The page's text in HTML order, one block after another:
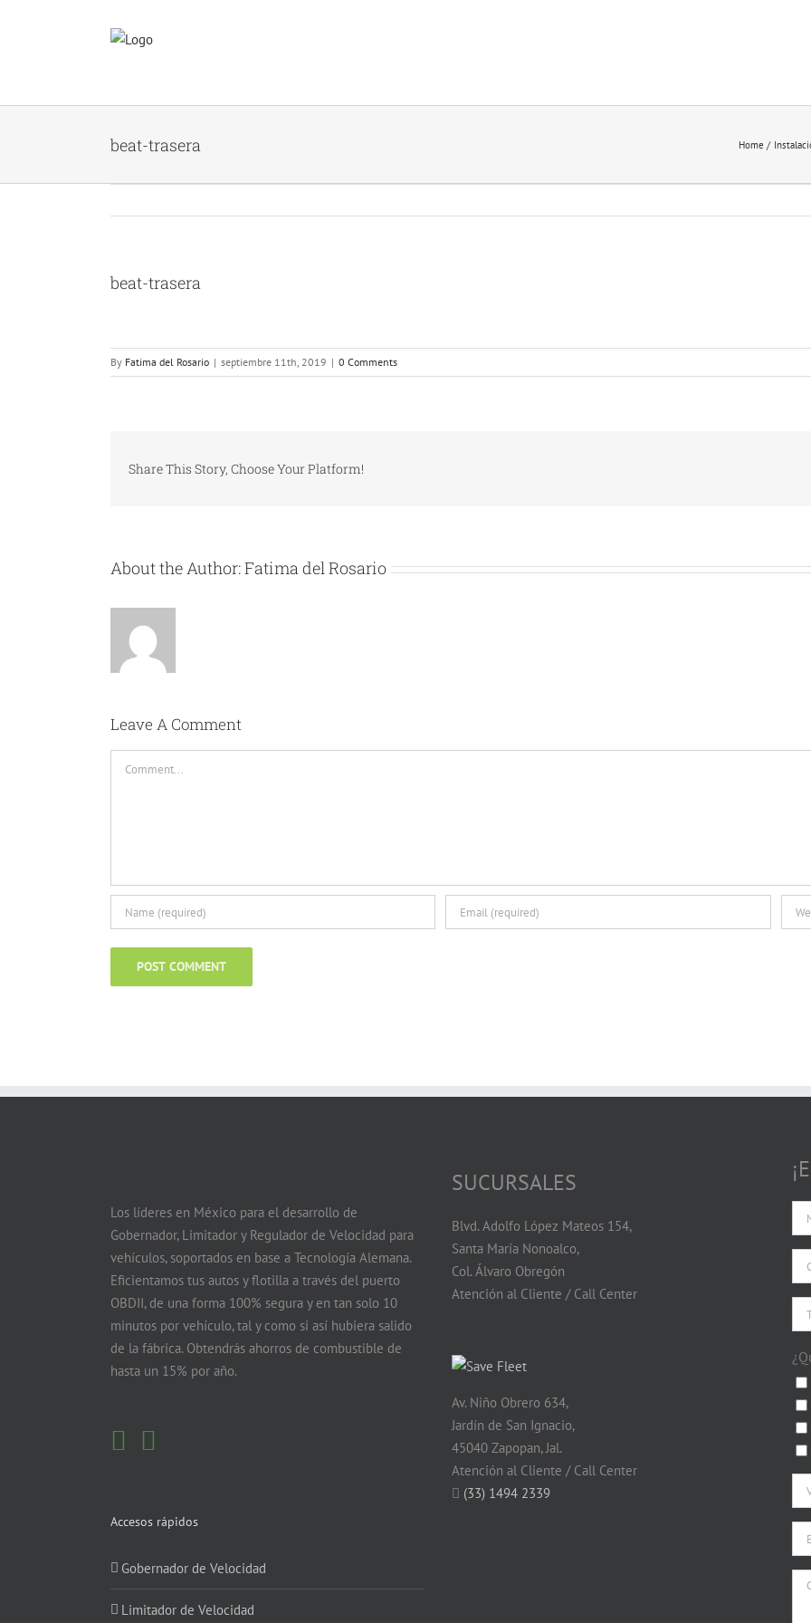
beat-trasera Home
beat-trasera
By Fatima del Rosario | septiembre 11th, 2019 | 0 Comments
Share This Story, Choose Your Platform!
About the Author:Fatima del Rosario
Leave A Comment
Los líderes en México para el desarrollo de
Gobernador, Limitador y Regulador de Velocidad para
vehículos, soportados en base a Tecnología Alemana.
Eficientamos tus autos y flotilla a través del puerto
OBDII, de una forma 100% segura y en tan solo 10
minutos por vehículo, tal y como si así hubiera salido
de la fábrica. Obtendrás ahorros de combustible de
hasta un 15% por año.
Accesos rápidos
Gobernador de Velocidad
Limitador de Velocidad
SUCURSALES
Blvd. Adolfo López Mateos 154,
Santa María Nonoalco,
Col. Álvaro Obregón
Atención al Cliente / Call Center
Av. Niño Obrero 634,
Jardín de San Ignacio,
45040 Zapopan, Jal.
Atención al Cliente / Call Center
(33) 1494 2339